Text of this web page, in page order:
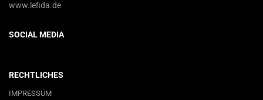
www.lefida.de
SOCIAL MEDIA
RECHTLICHES
IMPRESSUM